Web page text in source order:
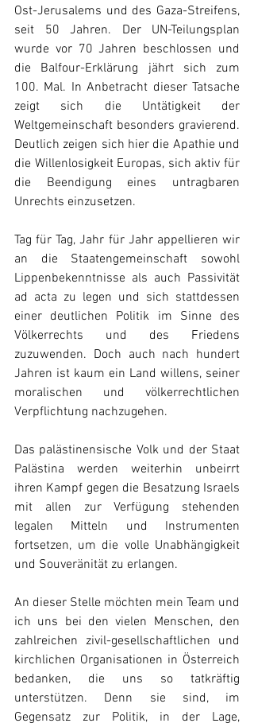
Ost-Jerusalems und des Gaza-Streifens,
seit 50 Jahren. Der UN-Teilungsplan
wurde vor 70 Jahren beschlossen und
die Balfour-Erklärung jährt sich zum
100. Mal. In Anbetracht dieser Tatsache
zeigt sich die Untätigkeit der
Weltgemeinschaft besonders gravierend.
Deutlich zeigen sich hier die Apathie und
die Willenlosigkeit Europas, sich aktiv für
die Beendigung eines untragbaren
Unrechts einzusetzen.
Tag für Tag, Jahr für Jahr appellieren wir
an die Staatengemeinschaft sowohl
Lippenbekenntnisse als auch Passivität
ad acta zu legen und sich stattdessen
einer deutlichen Politik im Sinne des
Völkerrechts und des Friedens
zuzuwenden. Doch auch nach hundert
Jahren ist kaum ein Land willens, seiner
moralischen und völkerrechtlichen
Verpflichtung nachzugehen.
Das palästinensische Volk und der Staat
Palästina werden weiterhin unbeirrt
ihren Kampf gegen die Besatzung Israels
mit allen zur Verfügung stehenden
legalen Mitteln und Instrumenten
fortsetzen, um die volle Unabhängigkeit
und Souveränität zu erlangen.
An dieser Stelle möchten mein Team und
ich uns bei den vielen Menschen, den
zahlreichen zivil-gesellschaftlichen und
kirchlichen Organisationen in Österreich
bedanken, die uns so tatkräftig
unterstützen. Denn sie sind, im
Gegensatz zur Politik, in der Lage,